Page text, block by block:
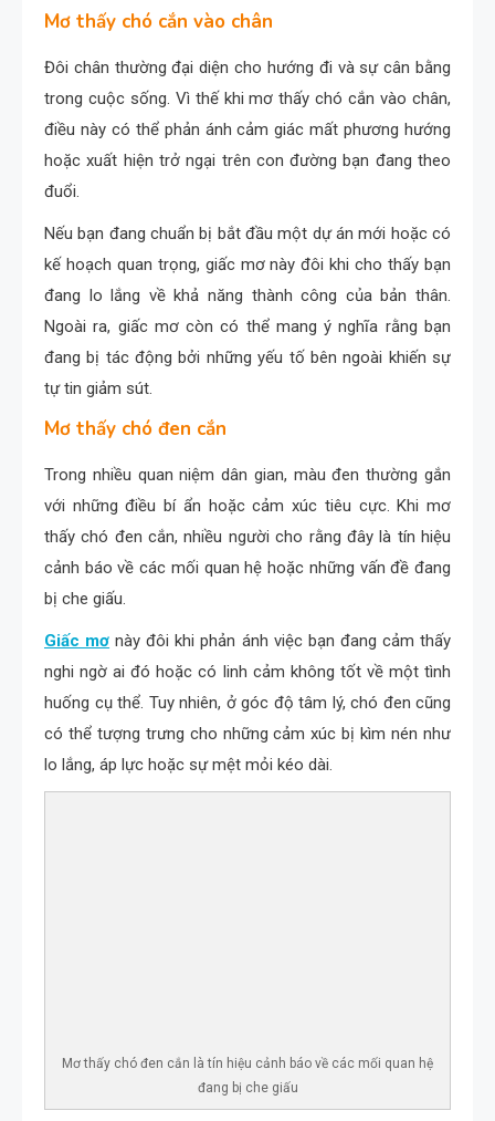
Mơ thấy chó cắn vào chân
Đôi chân thường đại diện cho hướng đi và sự cân bằng
trong cuộc sống. Vì thế khi mơ thấy chó cắn vào chân,
điều này có thể phản ánh cảm giác mất phương hướng
hoặc xuất hiện trở ngại trên con đường bạn đang theo
đuổi.
Nếu bạn đang chuẩn bị bắt đầu một dự án mới hoặc có
kế hoạch quan trọng, giấc mơ này đôi khi cho thấy bạn
đang lo lắng về khả năng thành công của bản thân.
Ngoài ra, giấc mơ còn có thể mang ý nghĩa rằng bạn
đang bị tác động bởi những yếu tố bên ngoài khiến sự
tự tin giảm sút.
Mơ thấy chó đen cắn
Trong nhiều quan niệm dân gian, màu đen thường gắn
với những điều bí ẩn hoặc cảm xúc tiêu cực. Khi mơ
thấy chó đen cắn, nhiều người cho rằng đây là tín hiệu
cảnh báo về các mối quan hệ hoặc những vấn đề đang
bị che giấu.
Giấc mơ này đôi khi phản ánh việc bạn đang cảm thấy
nghi ngờ ai đó hoặc có linh cảm không tốt về một tình
huống cụ thể. Tuy nhiên, ở góc độ tâm lý, chó đen cũng
có thể tượng trưng cho những cảm xúc bị kìm nén như
lo lắng, áp lực hoặc sự mệt mỏi kéo dài.
Mơ thấy chó đen cắn là tín hiệu cảnh báo về các mối quan hệ
đang bị che giấu